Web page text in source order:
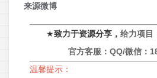
来源微博
★致力于资源分享， 给力项目
官方客服：QQ/微信：
温馨提示：